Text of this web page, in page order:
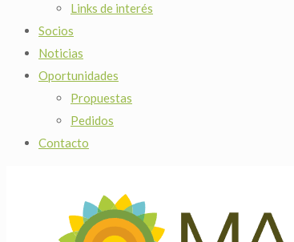
Links de interés
Socios
Noticias
Oportunidades
Propuestas
Pedidos
Contacto